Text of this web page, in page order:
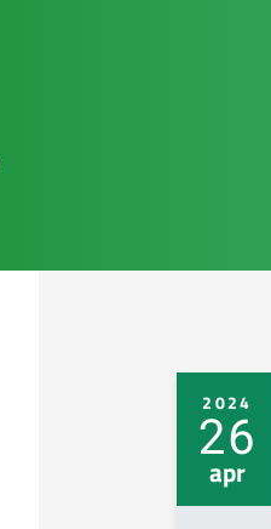
2024
26
apr